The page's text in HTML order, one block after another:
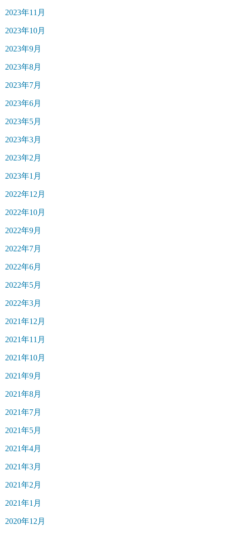
2023年11月
2023年10月
2023年9月
2023年8月
2023年7月
2023年6月
2023年5月
2023年3月
2023年2月
2023年1月
2022年12月
2022年10月
2022年9月
2022年7月
2022年6月
2022年5月
2022年3月
2021年12月
2021年11月
2021年10月
2021年9月
2021年8月
2021年7月
2021年5月
2021年4月
2021年3月
2021年2月
2021年1月
2020年12月